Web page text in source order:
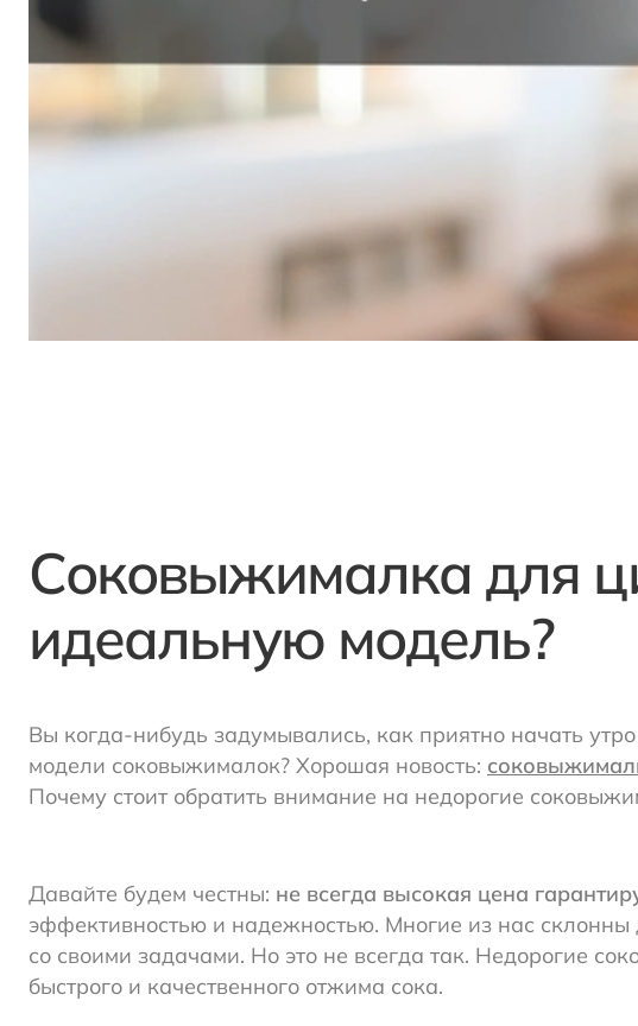
Соковыжималка для
идеальную модель?
Вы когда-нибудь задумывались, как приятно начать
модели соковыжималок? Хорошая новость:
Почему стоит обратить внимание на недорогие
Давайте будем честны: не всегда высокая цена
эффективностью и надежностью. Многие из нас склонны
со своими задачами. Но это не всегда так. Недорогие
быстрого и качественного отжима сока.